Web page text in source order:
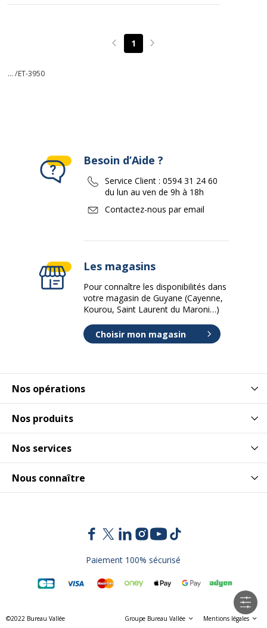
Page précédente
1 Page suivante
... /ET-3950
Nos opérations
Nos produits
Nos services
Nous connaître
Besoin d’Aide ?
Service Client : 0594 31 24 60
du lun au ven de 9h à 18h
Contactez-nous par email
Les magasins
Pour connaître les disponibilités dans
votre magasin de Guyane (Cayenne,
Kourou, Saint Laurent du Maroni…)
Choisir mon magasin
Paiement 100% sécurisé
©2022 Bureau Vallée Groupe Bureau Vallée Mentions légales